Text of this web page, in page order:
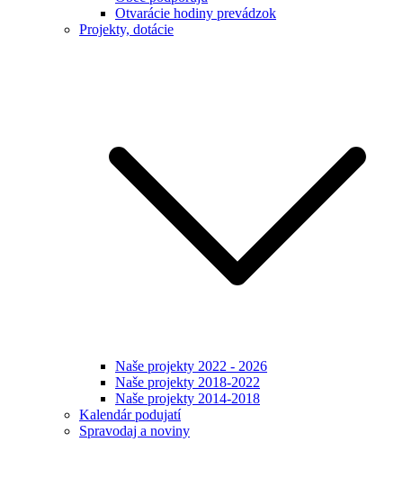
Otvarácie hodiny prevádzok
Projekty, dotácie
Naše projekty 2022 - 2026
Naše projekty 2018-2022
Naše projekty 2014-2018
Kalendár podujatí
Spravodaj a noviny